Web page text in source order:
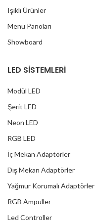
Işıklı Ürünler
Menü Panoları
Showboard
LED SİSTEMLERİ
Modül LED
Şerit LED
Neon LED
RGB LED
İç Mekan Adaptörler
Dış Mekan Adaptörler
Yağmur Korumalı Adaptörler
RGB Ampuller
Led Controller